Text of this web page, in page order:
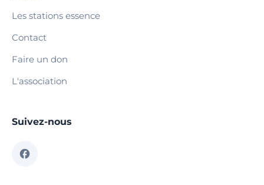
Les stations essence
Contact
Faire un don
L'association
Suivez-nous